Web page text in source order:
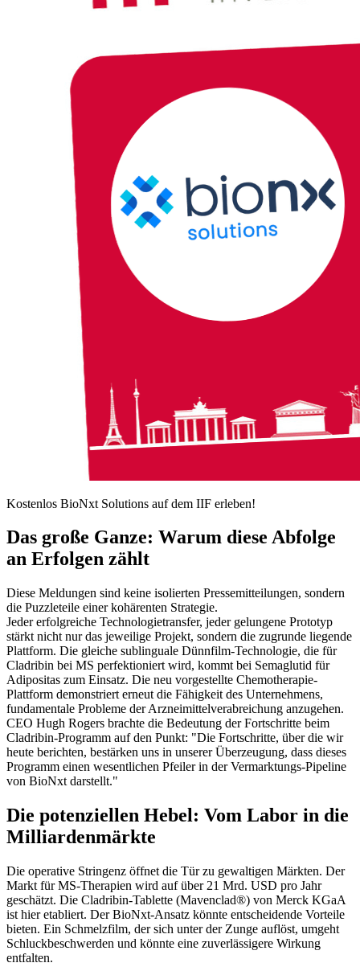
Kostenlos BioNxt Solutions auf dem IIF erleben!
Das große Ganze: Warum diese Abfolge
an Erfolgen zählt
Diese Meldungen sind keine isolierten Pressemitteilungen, sondern
die Puzzleteile einer kohärenten Strategie.
Jeder erfolgreiche Technologietransfer, jeder gelungene Prototyp
stärkt nicht nur das jeweilige Projekt, sondern die zugrunde liegende
Plattform. Die gleiche sublinguale Dünnfilm-Technologie, die für
Cladribin bei MS perfektioniert wird, kommt bei Semaglutid für
Adipositas zum Einsatz. Die neu vorgestellte Chemotherapie-
Plattform demonstriert erneut die Fähigkeit des Unternehmens,
fundamentale Probleme der Arzneimittelverabreichung anzugehen.
CEO Hugh Rogers brachte die Bedeutung der Fortschritte beim
Cladribin-Programm auf den Punkt: "Die Fortschritte, über die wir
heute berichten, bestärken uns in unserer Überzeugung, dass dieses
Programm einen wesentlichen Pfeiler in der Vermarktungs-Pipeline
von BioNxt darstellt."
Die potenziellen Hebel: Vom Labor in die
Milliardenmärkte
Die operative Stringenz öffnet die Tür zu gewaltigen Märkten. Der
Markt für MS-Therapien wird auf über 21 Mrd. USD pro Jahr
geschätzt. Die Cladribin-Tablette (Mavenclad®) von Merck KGaA
ist hier etabliert. Der BioNxt-Ansatz könnte entscheidende Vorteile
bieten. Ein Schmelzfilm, der sich unter der Zunge auflöst, umgeht
Schluckbeschwerden und könnte eine zuverlässigere Wirkung
entfalten.